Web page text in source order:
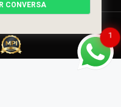
de 19/02/1998)
1
CONVERSA